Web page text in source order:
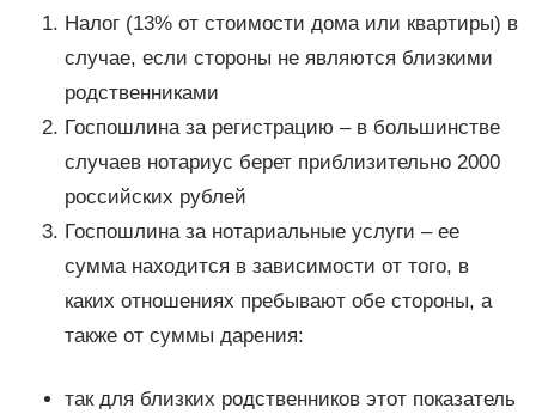
Налог (13% от стоимости дома или квартиры) в
случае, если стороны не являются близкими
родственниками
Госпошлина за регистрацию – в большинстве
случаев нотариус берет приблизительно 2000
российских рублей
Госпошлина за нотариальные услуги – ее
сумма находится в зависимости от того, в
каких отношениях пребывают обе стороны, а
также от суммы дарения:
так для близких родственников этот показатель